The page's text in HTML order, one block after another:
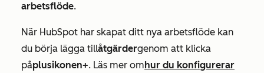
arbetsflöde.
När HubSpot har skapat ditt nya arbetsflöde kan
du börja lägga tillåtgärdergenom att klicka
påplusikonen+. Läs mer om hur du konfigurerar